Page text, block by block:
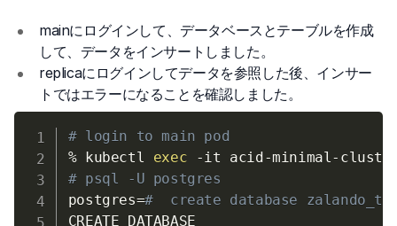
mainにログインして、データベースとテーブルを作成
して、データをインサートしました。
replicaにログインしてデータを参照した後、インサー
トではエラーになることを確認しました。
# login to main pod
% kubectl exec -it acid-minimal-
# psql -U postgres
postgres=#  create database